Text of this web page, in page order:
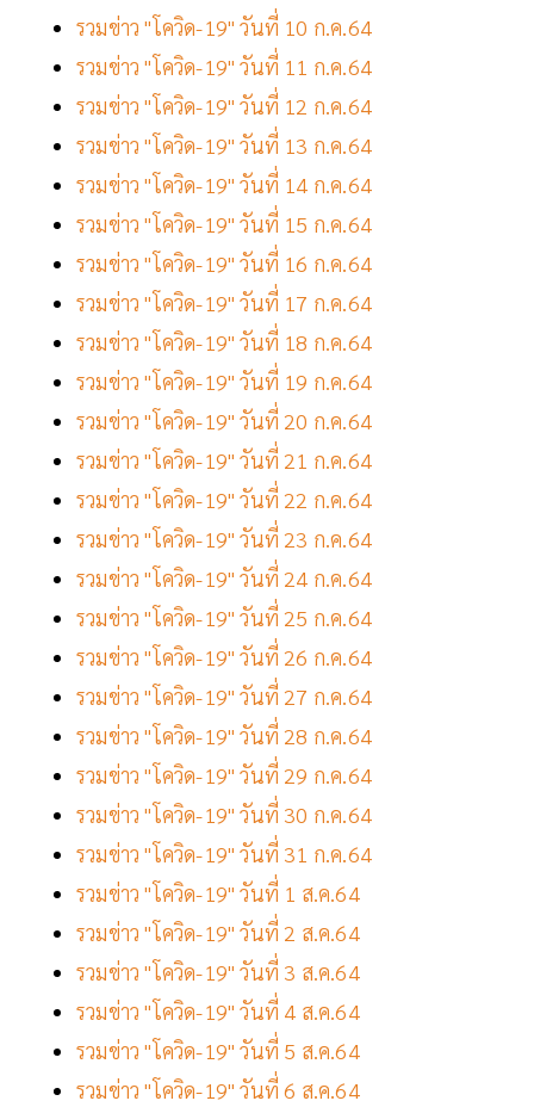
รวมข่าว "โควิด-19" วันที่ 10 ก.ค.64
รวมข่าว "โควิด-19" วันที่ 11 ก.ค.64
รวมข่าว "โควิด-19" วันที่ 12 ก.ค.64
รวมข่าว "โควิด-19" วันที่ 13 ก.ค.64
รวมข่าว "โควิด-19" วันที่ 14 ก.ค.64
รวมข่าว "โควิด-19" วันที่ 15 ก.ค.64
รวมข่าว "โควิด-19" วันที่ 16 ก.ค.64
รวมข่าว "โควิด-19" วันที่ 17 ก.ค.64
รวมข่าว "โควิด-19" วันที่ 18 ก.ค.64
รวมข่าว "โควิด-19" วันที่ 19 ก.ค.64
รวมข่าว "โควิด-19" วันที่ 20 ก.ค.64
รวมข่าว "โควิด-19" วันที่ 21 ก.ค.64
รวมข่าว "โควิด-19" วันที่ 22 ก.ค.64
รวมข่าว "โควิด-19" วันที่ 23 ก.ค.64
รวมข่าว "โควิด-19" วันที่ 24 ก.ค.64
รวมข่าว "โควิด-19" วันที่ 25 ก.ค.64
รวมข่าว "โควิด-19" วันที่ 26 ก.ค.64
รวมข่าว "โควิด-19" วันที่ 27 ก.ค.64
รวมข่าว "โควิด-19" วันที่ 28 ก.ค.64
รวมข่าว "โควิด-19" วันที่ 29 ก.ค.64
รวมข่าว "โควิด-19" วันที่ 30 ก.ค.64
รวมข่าว "โควิด-19" วันที่ 31 ก.ค.64
รวมข่าว "โควิด-19" วันที่ 1 ส.ค.64
รวมข่าว "โควิด-19" วันที่ 2 ส.ค.64
รวมข่าว "โควิด-19" วันที่ 3 ส.ค.64
รวมข่าว "โควิด-19" วันที่ 4 ส.ค.64
รวมข่าว "โควิด-19" วันที่ 5 ส.ค.64
รวมข่าว "โควิด-19" วันที่ 6 ส.ค.64